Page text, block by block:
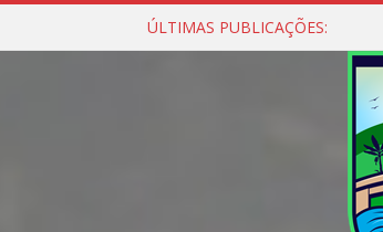
ÚLTIMAS PUBLICAÇÕES: